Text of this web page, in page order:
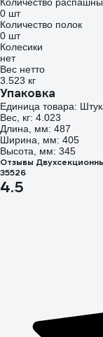
0 шт
Количество полок
0 шт
Колесики
нет
Вес нетто
3.523 кг
Упаковка
Единица товара:
Вес, кг: 4.023
Длина, мм: 487
Ширина, мм: 405
Высота, мм: 345
Отзывы
35526
4.5